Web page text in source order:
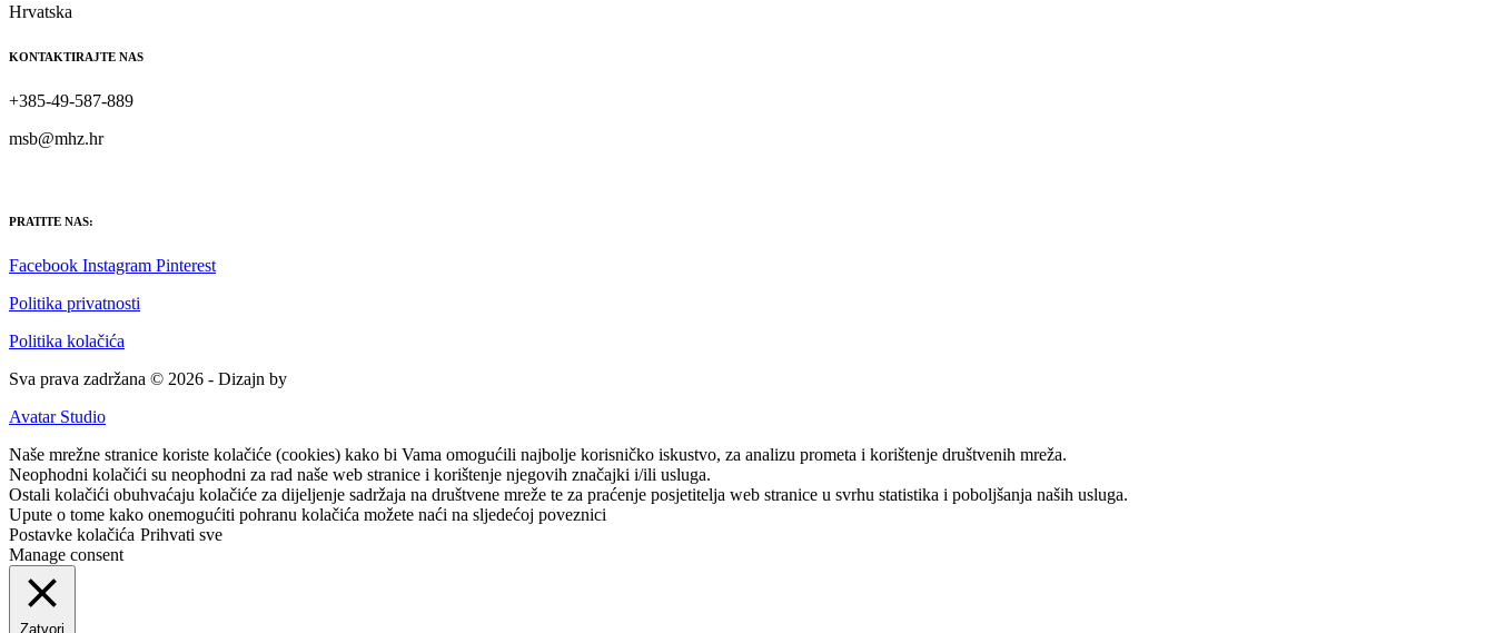
Hrvatska
KONTAKTIRAJTE NAS
+385-49-587-889
msb@mhz.hr
PRATITE NAS:
Facebook Instagram Pinterest
Politika privatnosti
Politika kolačića
Sva prava zadržana © 2026 - Dizajn by
Avatar Studio
Naše mrežne stranice koriste kolačiće (cookies) kako bi Vama omogućili najbolje korisničko iskustvo, za analizu prometa i korištenje društvenih mreža.
Neophodni kolačići su neophodni za rad naše web stranice i korištenje njegovih značajki i/ili usluga.
Ostali kolačići obuhvaćaju kolačiće za dijeljenje sadržaja na društvene mreže te za praćenje posjetitelja web stranice u svrhu statistika i poboljšanja naših usluga.
Upute o tome kako onemogućiti pohranu kolačića možete naći na sljedećoj poveznici
Postavke kolačića Prihvati sve
Manage consent
Zatvori